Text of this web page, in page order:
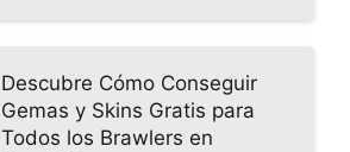
Descubre Cómo Conseguir
Gemas y Skins Gratis para
Todos los Brawlers en